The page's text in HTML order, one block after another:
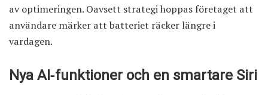
av optimeringen. Oavsett strategi hoppas företaget att
användare märker att batteriet räcker längre i
vardagen.
Nya AI‑funktioner och en smartare Siri